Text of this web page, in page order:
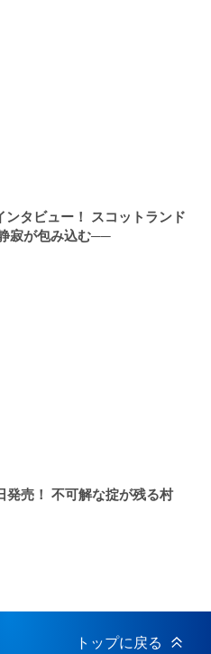
タビュー！ スコットランド
寂が包み込む──
発売！ 不可解な掟が残る村
トップに戻る